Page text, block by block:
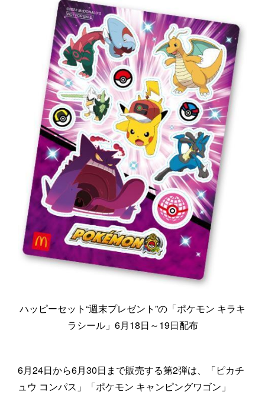
ハッピーセット“週末プレゼント”の「ポケモン キラキ
ラシール」6月18日～19日配布
6月24日から6月30日まで販売する第2弾は、「ピカチ
ュウ コンパス」「ポケモン キャンピングワゴン」